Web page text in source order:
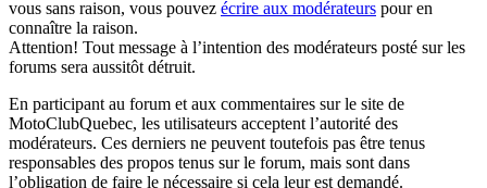
vous sans raison, vous pouvez écrire aux modérateurs pour en
connaître la raison.
Attention! Tout message à l’intention des modérateurs posté sur les
forums sera aussitôt détruit.
En participant au forum et aux commentaires sur le site de
MotoClubQuebec, les utilisateurs acceptent l’autorité des
modérateurs. Ces derniers ne peuvent toutefois pas être tenus
responsables des propos tenus sur le forum, mais sont dans
l’obligation de faire le nécessaire si cela leur est demandé.